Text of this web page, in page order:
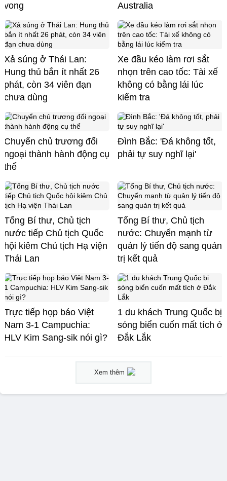
vong
Australia
Xả súng ở Thái Lan:
Hung thủ bắn ít nhất 26
phát, còn 34 viên đạn
chưa dùng
Xe đầu kéo làm rơi sắt
nhọn trên cao tốc: Tài xế
không có bằng lái lúc
kiểm tra
Chuyển chủ trương đối
ngoại thành hành động cụ
thể
Đình Bắc: 'Đá không tốt,
phải tự suy nghĩ lại'
Tổng Bí thư, Chủ tịch
nước tiếp Chủ tịch Quốc
hội kiêm Chủ tịch Hạ viện
Thái Lan
Tổng Bí thư, Chủ tịch
nước: Chuyển mạnh từ
quản lý tiến độ sang quản
trị kết quả
Trực tiếp họp báo Việt
Nam 3-1 Campuchia:
HLV Kim Sang-sik nói gì?
1 du khách Trung Quốc bị
sóng biển cuốn mất tích ở
Đắk Lắk
Xem thêm